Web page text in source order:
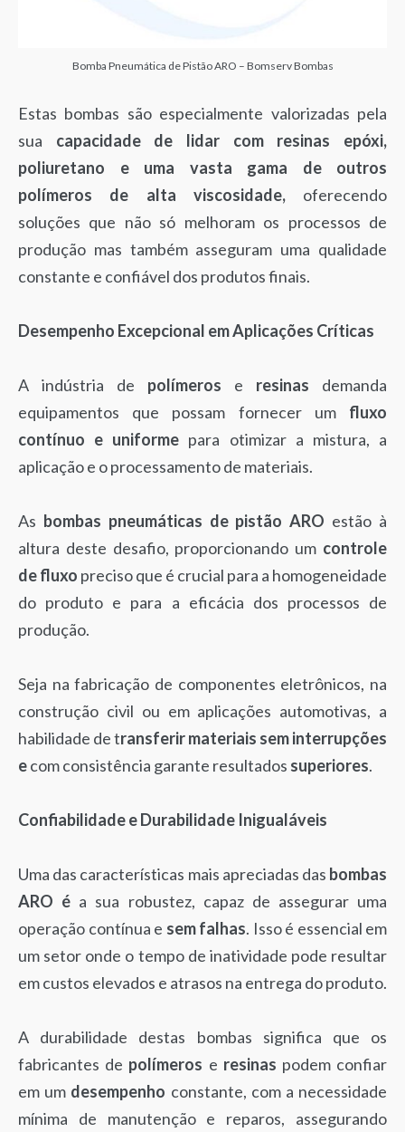
Bomba Pneumática de Pistão ARO – Bomserv Bombas
Estas bombas são especialmente valorizadas pela
sua capacidade de lidar com resinas epóxi,
poliuretano e uma vasta gama de outros
polímeros de alta viscosidade,oferecendo
soluções que não só melhoram os processos de
produção mas também asseguram uma qualidade
constante e confiável dos produtos finais.
Desempenho Excepcional em Aplicações Críticas
A indústria de polímeros e resinas demanda
equipamentos que possam fornecer um fluxo
contínuo e uniforme para otimizar a mistura, a
aplicação e o processamento de materiais.
As bombas pneumáticas de pistão ARO estão à
altura deste desafio, proporcionando um controle
de fluxo preciso que é crucial para a homogeneidade
do produto e para a eficácia dos processos de
produção.
Seja na fabricação de componentes eletrônicos, na
construção civil ou em aplicações automotivas, a
habilidade de transferir materiais sem interrupções
ecom consistência garante resultados superiores.
Confiabilidade e Durabilidade Inigualáveis
Uma das características mais apreciadas das bombas
ARO é a sua robustez, capaz de assegurar uma
operação contínua e sem falhas. Isso é essencial em
um setor onde o tempo de inatividade pode resultar
em custos elevados e atrasos na entrega do produto.
A durabilidade destas bombas significa que os
fabricantes de polímeros e resinas podem confiar
em um desempenho constante, com a necessidade
mínima de manutenção e reparos, assegurando